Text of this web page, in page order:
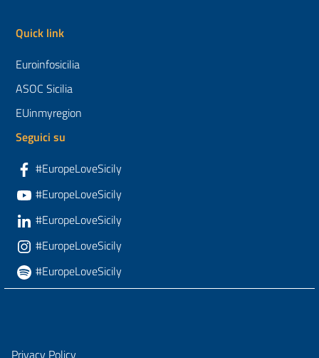
Quick link
Euroinfosicilia
ASOC Sicilia
EUinmyregion
Seguici su
#EuropeLoveSicily
#EuropeLoveSicily
#EuropeLoveSicily
#EuropeLoveSicily
#EuropeLoveSicily